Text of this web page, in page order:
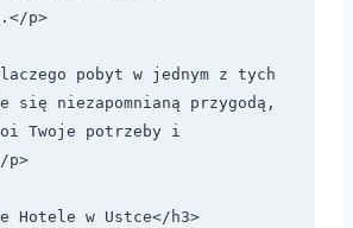
p>
pobyt w jednym z tych
niezapomnianą przygodą,
Twoje potrzeby i
p>
Hotele w Ustce</h3>